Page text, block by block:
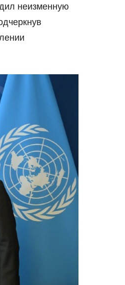
неизменную